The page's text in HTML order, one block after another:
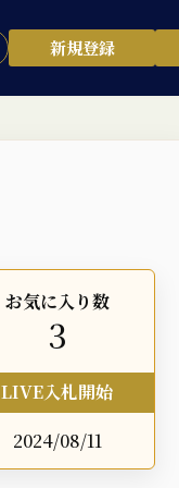
新規登録
お気に入り数
3
LIVE入札開始
2024/08/11